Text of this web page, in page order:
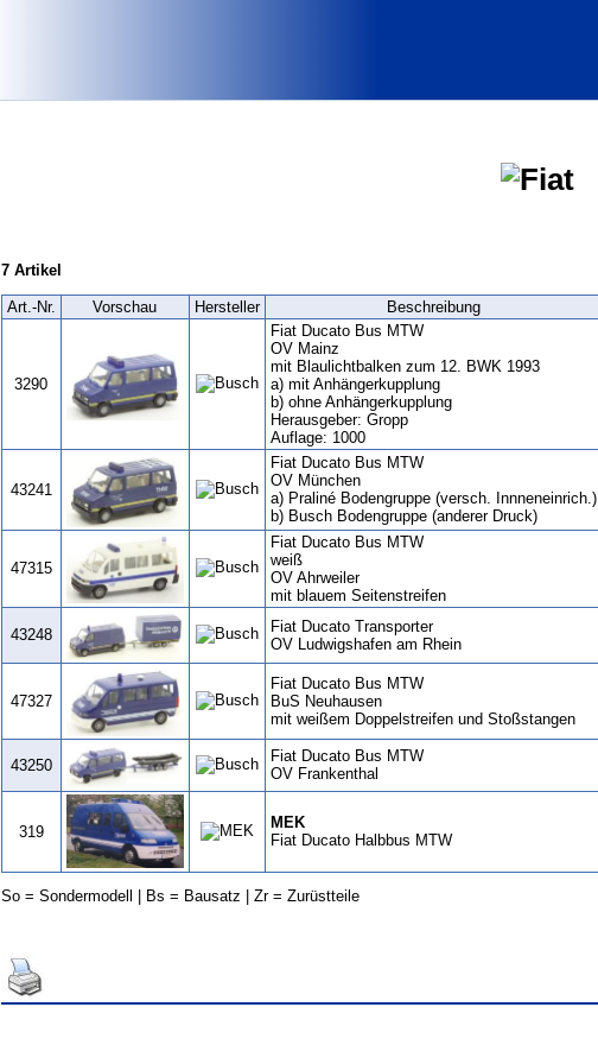
7 Artikel
Art.‑Nr. Vorschau Hersteller Beschreibung
3290
Fiat Ducato Bus MTW
OV Mainz
mit Blaulichtbalken zum 12. BWK 1993
a) mit Anhängerkupplung
b) ohne Anhängerkupplung
Herausgeber: Gropp
Auflage: 1000
43241
Fiat Ducato Bus MTW
OV München
a) Praliné Bodengruppe (versch. Innneneinrich.)
b) Busch Bodengruppe (anderer Druck)
47315
Fiat Ducato Bus MTW
weiß
OV Ahrweiler
mit blauem Seitenstreifen
43248
Fiat Ducato Transporter
OV Ludwigshafen am Rhein
47327
Fiat Ducato Bus MTW
BuS Neuhausen
mit weißem Doppelstreifen und Stoßstangen
43250
Fiat Ducato Bus MTW
OV Frankenthal
319
MEK
Fiat Ducato Halbbus MTW
So = Sondermodell | Bs = Bausatz | Zr = Zurüstteile